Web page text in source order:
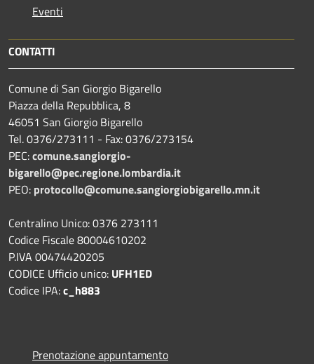
Eventi
CONTATTI
Comune di San Giorgio Bigarello
Piazza della Repubblica, 8
46051 San Giorgio Bigarello
Tel. 0376/273111 - Fax: 0376/273154
PEC:comune.sangiorgio-
bigarello@pec.regione.lombardia.it
PEO: protocollo@comune.sangiorgiobigarello.mn.it
Centralino Unico: 0376 273111
Codice Fiscale 80004610202
P.IVA 00474420205
CODICE Ufficio unico: UFH1ED
Codice IPA:c_h883
Prenotazione appuntamento